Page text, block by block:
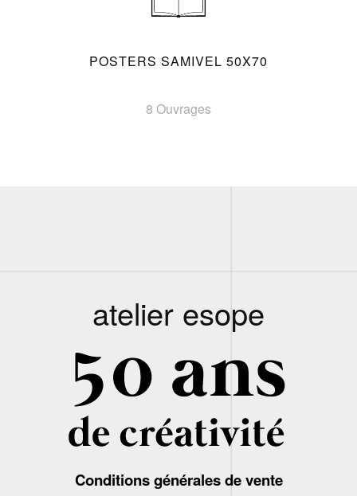
POSTERS SAMIVEL 50X70
8 Ouvrages
atelier esope
Conditions générales de vente